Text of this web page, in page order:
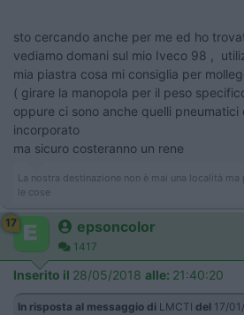
sto cercando anche per me ed ho
vediamo domani sul mio Iveco 98 ,
mia piastra cosa mi consiglia per
( girare la manopola per il peso
oppure ci sono anche quelli pneumatici
incorporato
ma sicuro costeranno un rene
La nostra destinazione non è mai una località
le cose
17 epsoncolor
1417
Inserito il 28/05/2018 alle: 21:40:20
In risposta al messaggio di LMCTI del 17/